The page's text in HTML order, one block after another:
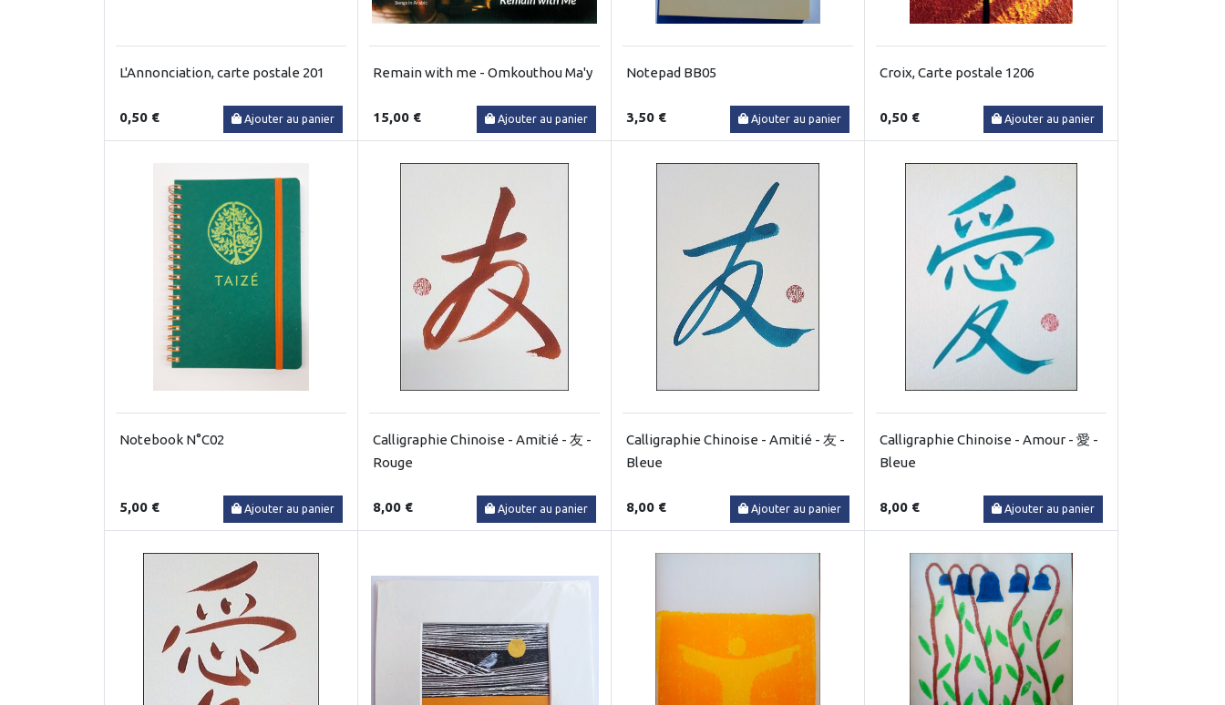
L'Annonciation, carte postale 201
0,50 € Ajouter au panier
Remain with me - Omkouthou Ma'y
15,00 € Ajouter au panier
Notepad BB05
3,50 € Ajouter au panier
Croix, Carte postale 1206
0,50 € Ajouter au panier
Notebook N°C02
5,00 € Ajouter au panier
Calligraphie Chinoise - Amitié - 友 -
Rouge
8,00 € Ajouter au panier
Calligraphie Chinoise - Amitié - 友 -
Bleue
8,00 € Ajouter au panier
Calligraphie Chinoise - Amour - 愛 -
Bleue
8,00 € Ajouter au panier